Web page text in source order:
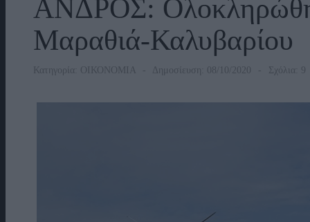
ΑΝΔΡΟΣ:
Μαραθιά-Καλυβαρίου
Κατηγορία: ΟΙΚΟΝΟΜΙΑ Δημοσίευση: 08/10/2020 Σχόλια: 9